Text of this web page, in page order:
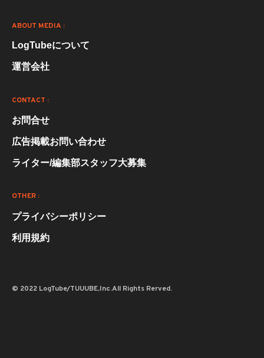
ABOUT MEDIA :
LogTubeについて
運営会社
CONTACT :
お問合せ
広告掲載お問い合わせ
ライター/編集部スタッフ大募集
OTHER :
プライバシーポリシー
利用規約
© 2022 LogTube/TUUUBE,Inc.All Rights Rerved.